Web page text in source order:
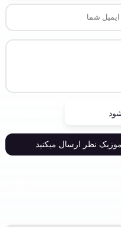
موزیک نظر ارسال میکنید